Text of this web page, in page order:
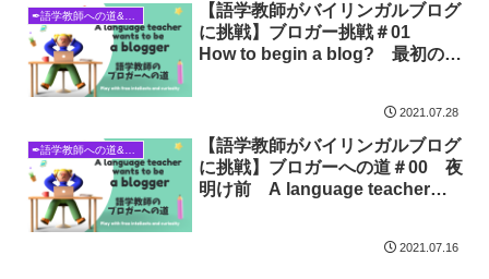
【語学教師がバイリンガルブログ
に挑戦】ブロガー挑戦＃01
How to begin a blog? 最初の一
2021.07.28
✒語学教師への道&ブロガーへの道
【語学教師がバイリンガルブログ
に挑戦】ブロガーへの道＃00 夜
明け前 A language teacher
2021.07.16